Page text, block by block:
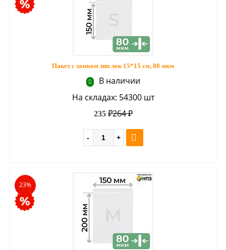
Пакет с замком зип лок 15*15 см, 80 мкм
В наличии
На складах: 54300 шт
264 ₽
235 ₽
23%